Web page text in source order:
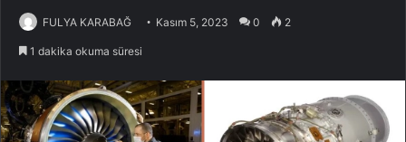
FULYA KARABAĞ Kasım 5, 2023 0 2
1 dakika okuma süresi